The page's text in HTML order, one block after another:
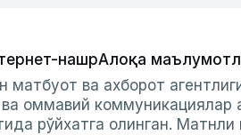
нашрАлоқа
матбуот ва ахборот
оммавий
рўйхатга олинган.